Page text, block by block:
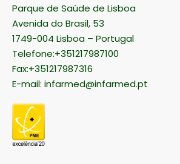
Parque de Saúde de Lisboa
Avenida do Brasil, 53
1749-004 Lisboa – Portugal
Telefone:+351217987100
Fax:+351217987316
E-mail: infarmed@infarmed.pt